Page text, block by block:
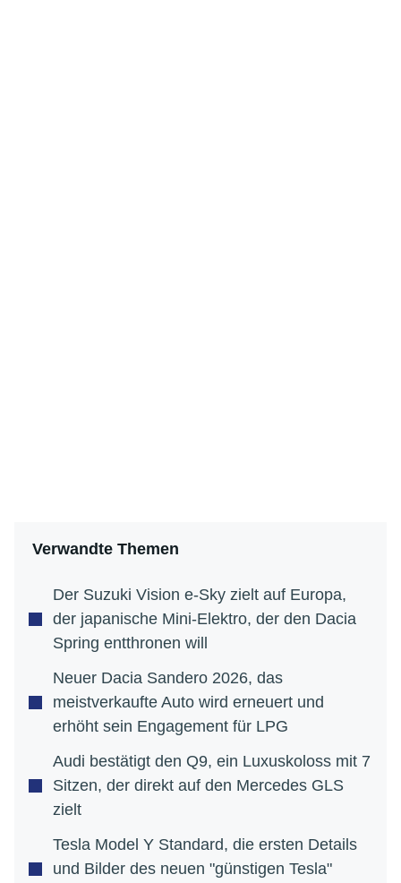
Verwandte Themen
Der Suzuki Vision e-Sky zielt auf Europa,
der japanische Mini-Elektro, der den Dacia
Spring entthronen will
Neuer Dacia Sandero 2026, das
meistverkaufte Auto wird erneuert und
erhöht sein Engagement für LPG
Audi bestätigt den Q9, ein Luxuskoloss mit 7
Sitzen, der direkt auf den Mercedes GLS
zielt
Tesla Model Y Standard, die ersten Details
und Bilder des neuen "günstigen Tesla"